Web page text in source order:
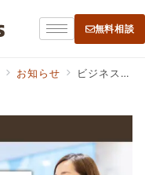
無料相談
お知らせ ビジネスアウトプットGYMにて動画講座が公開されました